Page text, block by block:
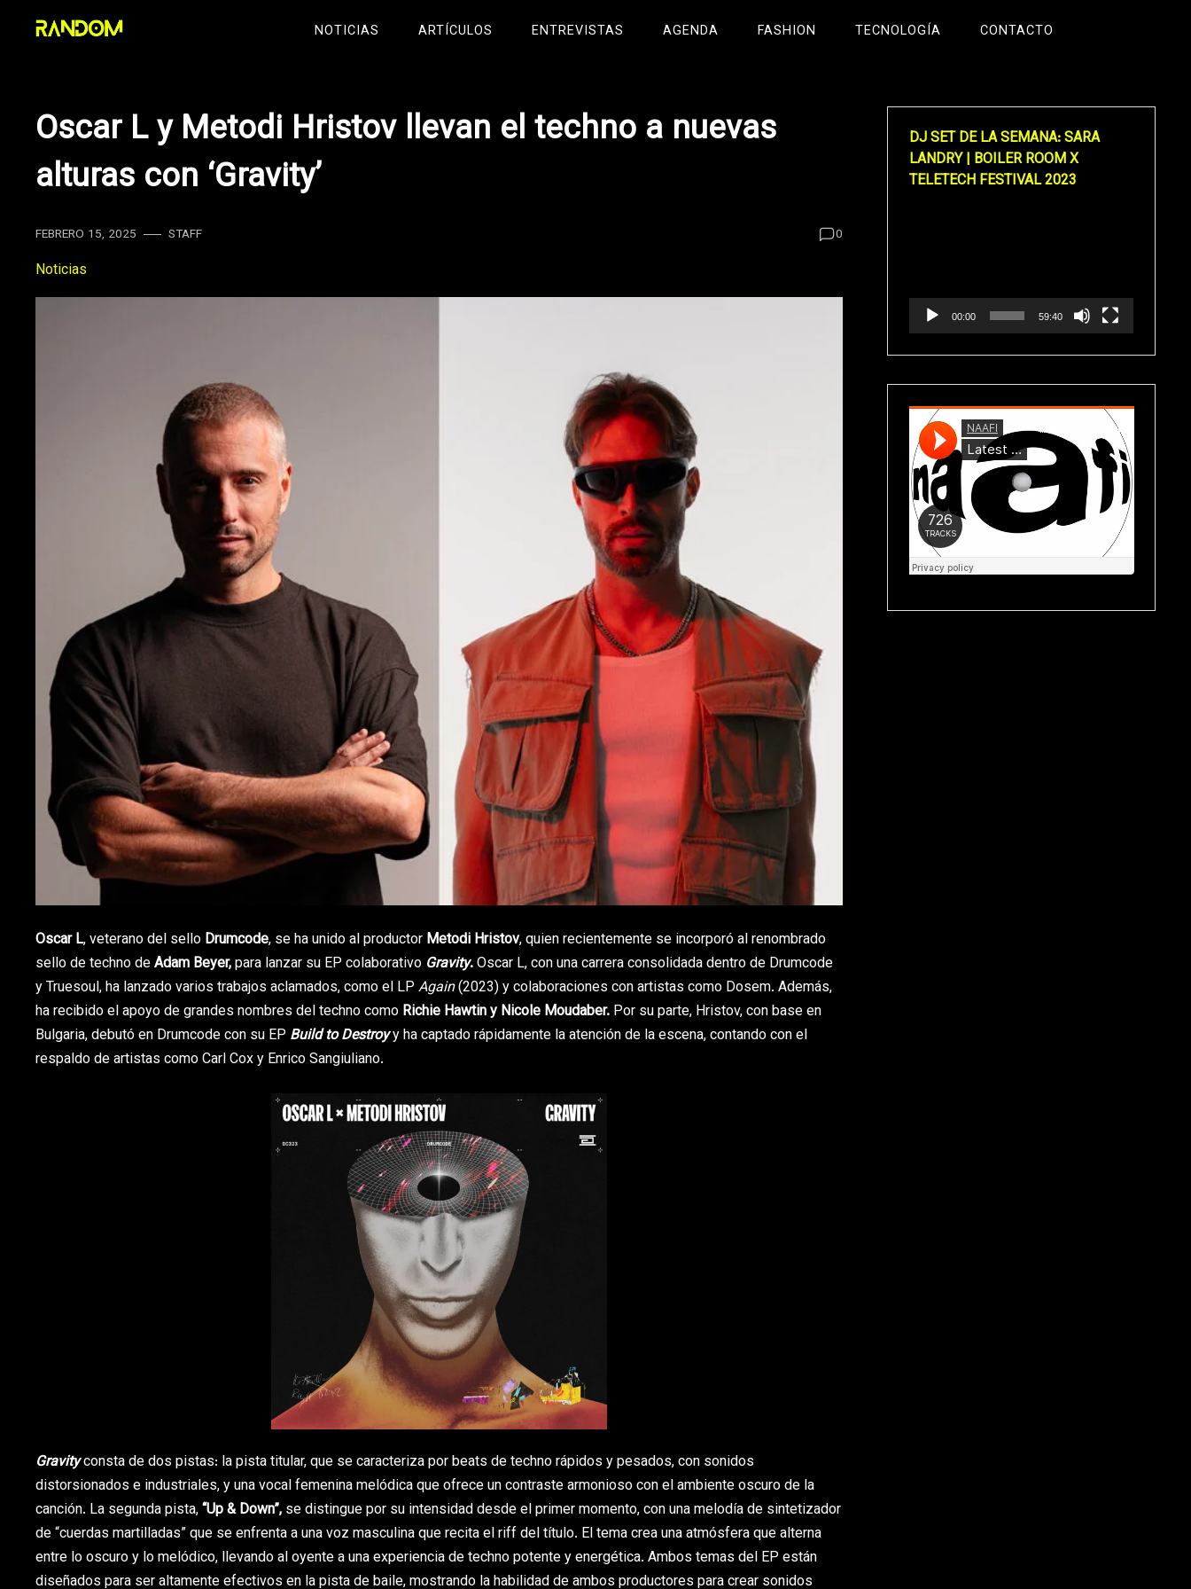
NOTICIAS ARTÍCULOS ENTREVISTAS AGENDA FASHION TECNOLOGÍA CONTACTO
Oscar L y Metodi Hristov llevan el techno a nuevas
alturas con ‘Gravity’
FEBRERO 15, 2025 STAFF 0
Noticias
Oscar L, veterano del sello Drumcode, se ha unido al productor Metodi Hristov, quien recientemente se incorporó al renombrado
sello de techno deAdam Beyer,para lanzar su EP colaborativo Gravity.Oscar L, con una carrera consolidada dentro de Drumcode
y Truesoul, ha lanzado varios trabajos aclamados, como el LP Again(2023) y colaboraciones con artistas como Dosem. Además,
ha recibido el apoyo de grandes nombres del techno como Richie Hawtin y Nicole Moudaber. Por su parte, Hristov, con base en
Bulgaria, debutó en Drumcode con su EP Build to Destroyy ha captado rápidamente la atención de la escena, contando con el
respaldo de artistas como Carl Cox y Enrico Sangiuliano.
Gravityconsta de dos pistas: la pista titular, que se caracteriza por beats de techno rápidos y pesados, con sonidos
distorsionados e industriales, y una vocal femenina melódica que ofrece un contraste armonioso con el ambiente oscuro de la
canción. La segunda pista,“Up & Down”, se distingue por su intensidad desde el primer momento, con una melodía de sintetizador
de “cuerdas martilladas” que se enfrenta a una voz masculina que recita el riff del título. El tema crea una atmósfera que alterna
entre lo oscuro y lo melódico, llevando al oyente a una experiencia de techno potente y energética. Ambos temas del EP están
diseñados para ser altamente efectivos en la pista de baile, mostrando la habilidad de ambos productores para crear sonidos
DJ SET DE LA SEMANA: SARA
LANDRY | BOILER ROOM X
TELETECH FESTIVAL 2023
00:00 59:40